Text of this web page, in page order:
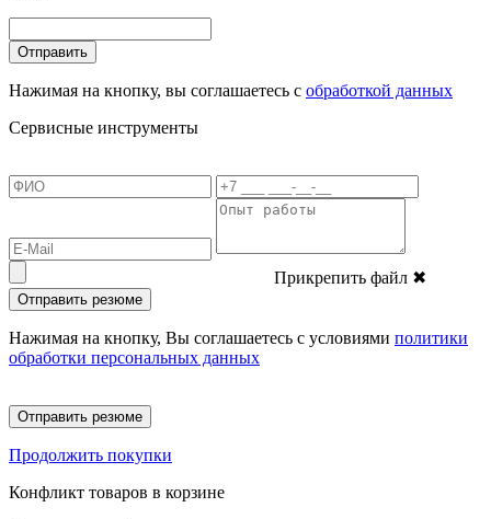
Отправить
Нажимая на кнопку, вы соглашаетесь с обработкой данных
Сервисные инструменты
Прикрепить файл ✖
Отправить резюме
Нажимая на кнопку, Вы соглашаетесь с условиями политики
обработки персональных данных
Отправить резюме
Продолжить покупки
Конфликт товаров в корзине